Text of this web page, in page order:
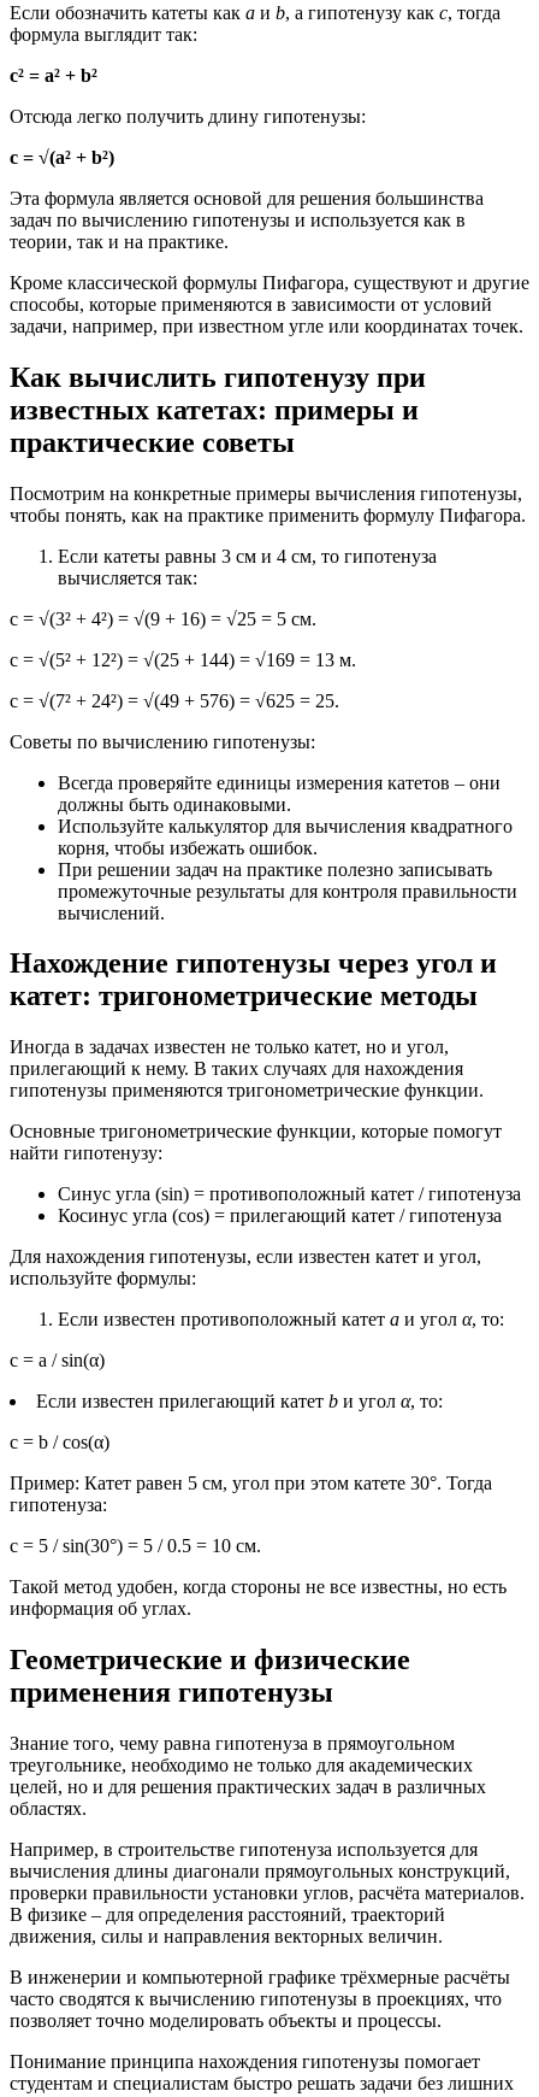
Если обозначить катеты как a и b, а гипотенузу как c, тогда
формула выглядит так:
c² = a² + b²
Отсюда легко получить длину гипотенузы:
c = √(a² + b²)
Эта формула является основой для решения большинства
задач по вычислению гипотенузы и используется как в
теории, так и на практике.
Кроме классической формулы Пифагора, существуют и другие
способы, которые применяются в зависимости от условий
задачи, например, при известном угле или координатах точек.
Как вычислить гипотенузу при
известных катетах: примеры и
практические советы
Посмотрим на конкретные примеры вычисления гипотенузы,
чтобы понять, как на практике применить формулу Пифагора.
Если катеты равны 3 см и 4 см, то гипотенуза
вычисляется так:
c = √(3² + 4²) = √(9 + 16) = √25 = 5 см.
c = √(5² + 12²) = √(25 + 144) = √169 = 13 м.
c = √(7² + 24²) = √(49 + 576) = √625 = 25.
Советы по вычислению гипотенузы:
Всегда проверяйте единицы измерения катетов – они
должны быть одинаковыми.
Используйте калькулятор для вычисления квадратного
корня, чтобы избежать ошибок.
При решении задач на практике полезно записывать
промежуточные результаты для контроля правильности
вычислений.
Нахождение гипотенузы через угол и
катет: тригонометрические методы
Иногда в задачах известен не только катет, но и угол,
прилегающий к нему. В таких случаях для нахождения
гипотенузы применяются тригонометрические функции.
Основные тригонометрические функции, которые помогут
найти гипотенузу:
Синус угла (sin) = противоположный катет / гипотенуза
Косинус угла (cos) = прилегающий катет / гипотенуза
Для нахождения гипотенузы, если известен катет и угол,
используйте формулы:
Если известен противоположный катет a и угол α, то:
c = a / sin(α)
Если известен прилегающий катет b и угол α, то:
c = b / cos(α)
Пример: Катет равен 5 см, угол при этом катете 30°. Тогда
гипотенуза:
c = 5 / sin(30°) = 5 / 0.5 = 10 см.
Такой метод удобен, когда стороны не все известны, но есть
информация об углах.
Геометрические и физические
применения гипотенузы
Знание того, чему равна гипотенуза в прямоугольном
треугольнике, необходимо не только для академических
целей, но и для решения практических задач в различных
областях.
Например, в строительстве гипотенуза используется для
вычисления длины диагонали прямоугольных конструкций,
проверки правильности установки углов, расчёта материалов.
В физике – для определения расстояний, траекторий
движения, силы и направления векторных величин.
В инженерии и компьютерной графике трёхмерные расчёты
часто сводятся к вычислению гипотенузы в проекциях, что
позволяет точно моделировать объекты и процессы.
Понимание принципа нахождения гипотенузы помогает
студентам и специалистам быстро решать задачи без лишних